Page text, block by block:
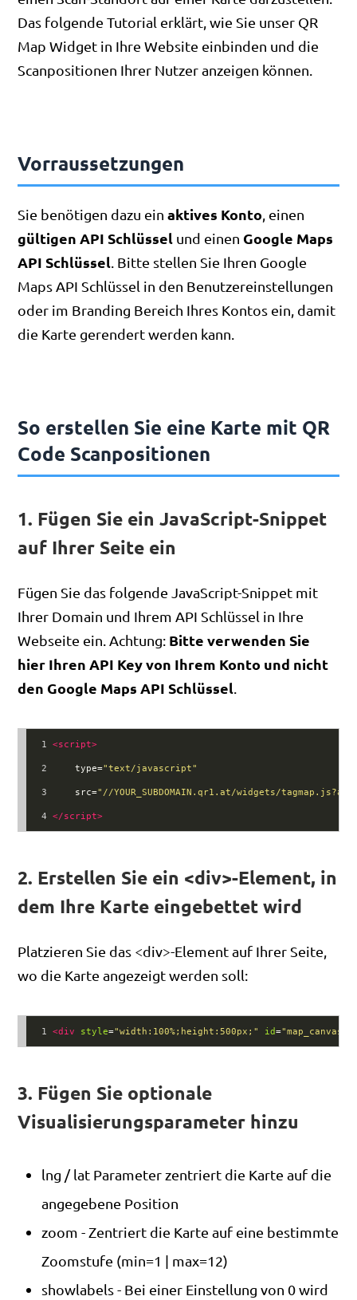
Das folgende Tutorial erklärt, wie Sie unser QR
Map Widget in Ihre Website einbinden und die
Scanpositionen Ihrer Nutzer anzeigen können.
Vorraussetzungen
Sie benötigen dazu einaktives Konto , einen
gültigen API Schlüssel und einen Google Maps
API Schlüssel . Bitte stellen Sie Ihren Google
Maps API Schlüssel in den Benutzereinstellungen
oder im Branding Bereich Ihres Kontos ein, damit
die Karte gerendert werden kann.
So erstellen Sie eine Karte mit QR
Code Scanpositionen
1. Fügen Sie ein JavaScript-Snippet
auf Ihrer Seite ein
Fügen Sie das folgende JavaScript-Snippet mit
Ihrer Domain und Ihrem API Schlüssel in Ihre
Webseite ein. Achtung: Bitte verwenden Sie
hier Ihren API Key von Ihrem Konto und nicht
den Google Maps API Schlüssel
1 <script>
2 type="text/javascript"
3 src="//YOUR_SUBDOMAIN.qr1.at/widgets/
4 </script>
2. Erstellen Sie ein <div>-Element, in
dem Ihre Karte eingebettet wird
Platzieren Sie das <div>-Element auf Ihrer Seite,
wo die Karte angezeigt werden soll:
1 <div style="width:100%;height:500px;" id="map_canvas"
3. Fügen Sie optionale
Visualisierungsparameter hinzu
lng / lat Parameter zentriert die Karte auf die
angegebene Position
zoom - Zentriert die Karte auf eine bestimmte
Zoomstufe (min=1 | max=12)
showlabels - Bei einer Einstellung von 0 wird